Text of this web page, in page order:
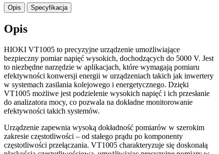
Opis Specyfikacja
Opis
HIOKI VT1005 to precyzyjne urządzenie umożliwiające
bezpieczny pomiar napięć wysokich, dochodzących do 5000 V. Jest
to niezbędne narzędzie w aplikacjach, które wymagają pomiaru
efektywności konwersji energii w urządzeniach takich jak inwertery
w systemach zasilania kolejowego i energetycznego. Dzięki
VT1005 możliwe jest podzielenie wysokich napięć i ich przesłanie
do analizatora mocy, co pozwala na dokładne monitorowanie
efektywności takich systemów.
Urządzenie zapewnia wysoką dokładność pomiarów w szerokim
zakresie częstotliwości – od stałego prądu po komponenty
częstotliwości przełączania. VT1005 charakteryzuje się doskonałą